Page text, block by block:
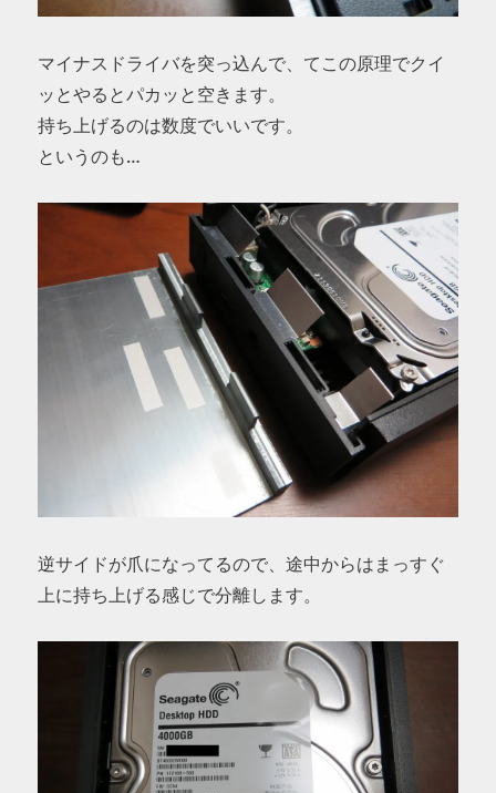
マイナスドライバを突っ込んで、てこの原理でクイ
ッとやるとパカッと空きます。
持ち上げるのは数度でいいです。
というのも…
逆サイドが爪になってるので、途中からはまっすぐ
上に持ち上げる感じで分離します。